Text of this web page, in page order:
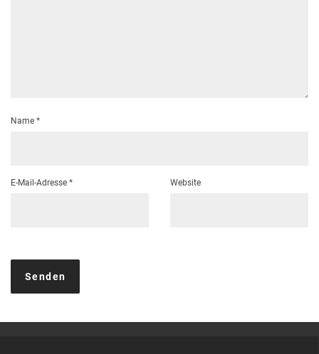
Name *
E-Mail-Adresse * Website